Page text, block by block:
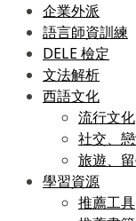
企業外派
語言師資訓練
DELE 檢定
文法解析
西語文化
流行文化
社交、
旅遊、
學習資源
推薦工具